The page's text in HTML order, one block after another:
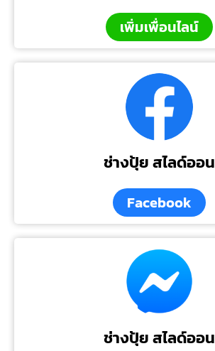
เพิ่มเพื่อนไลน์
ช่างปุ้ย สไลด์ออน
Facebook
ช่างปุ้ย สไลด์ออน